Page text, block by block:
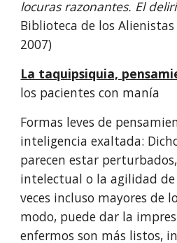
Biblioteca de los
2007)
La taquipsiquia,
los pacientes con manía
Formas leves de
inteligencia exaltada:
parecen estar
intelectual o la agilidad
veces incluso mayores de
modo, puede dar la
enfermos son más listos,